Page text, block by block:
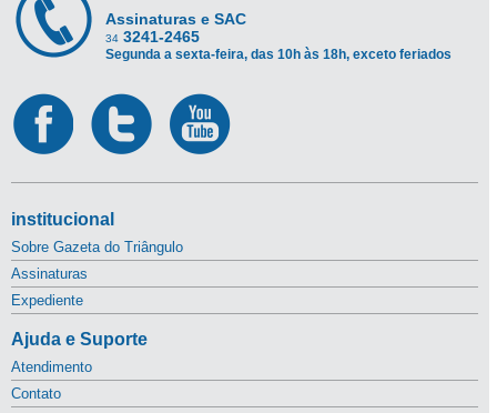
Assinaturas e SAC
34 3241-2465
Segunda a sexta-feira, das 10h às 18h, exceto feriados
institucional
Sobre Gazeta do Triângulo
Assinaturas
Expediente
Ajuda e Suporte
Atendimento
Contato